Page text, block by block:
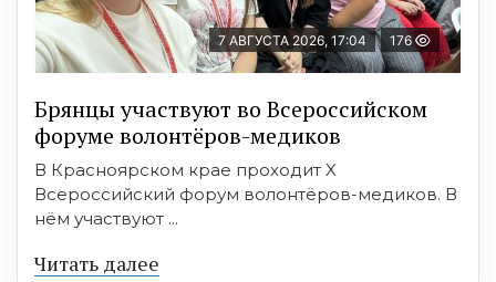
7 АВГУСТА 2026, 17:04 176
Брянцы участвуют во Всероссийском
форуме волонтёров-медиков
В Красноярском крае проходит X
Всероссийский форум волонтёров-медиков. В
нём участвуют ...
Читать далее